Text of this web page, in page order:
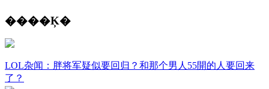
����Ķ�
LOL杂闻：胖将军疑似要回归？和那个男人55開的人要回来
了？